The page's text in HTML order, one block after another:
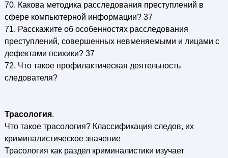
70. Какова методика расследования преступлений в
сфере компьютерной информации? 37
71. Расскажите об особенностях расследования
преступлений, совершенных невменяемыми и лицами с
дефектами психики? 37
72. Что такое профилактическая деятельность
следователя?
Трасология.
Что такое трасология? Классификация следов, их
криминалистическое значение
Трасология как раздел криминалистики изучает